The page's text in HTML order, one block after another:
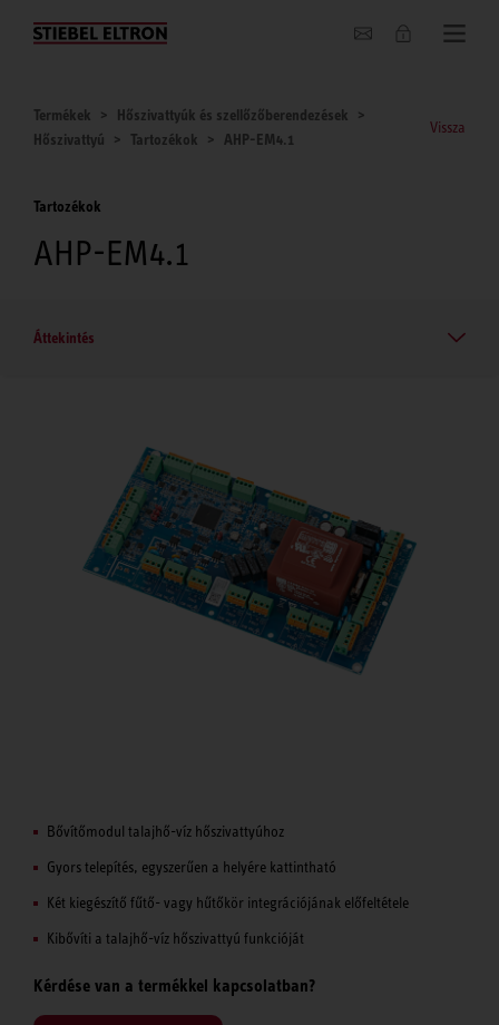
Hírek
Termékek
Hőszivattyúk és szellőzőberendezések
Hőszivattyú
Tartozékok AHP-EM4.1
Vissza
Tartozékok
AHP-EM4.1
Áttekintés
Bővítőmodul talajhő-víz hőszivattyúhoz
Gyors telepítés, egyszerűen a helyére kattintható
Két kiegészítő fűtő- vagy hűtőkör integrációjának előfeltétele
Kibővíti a talajhő-víz hőszivattyú funkcióját
Kérdése van a termékkel kapcsolatban?